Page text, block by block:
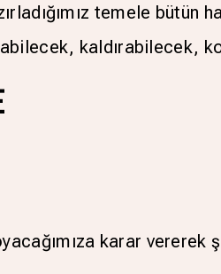
temele bütün
kaldırabilecek,
karar vererek